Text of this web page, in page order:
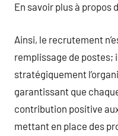
En savoir plus à propos
Ainsi, le recrutement
remplissage de postes;
stratégiquement
garantissant que
contribution positive
mettant en place des